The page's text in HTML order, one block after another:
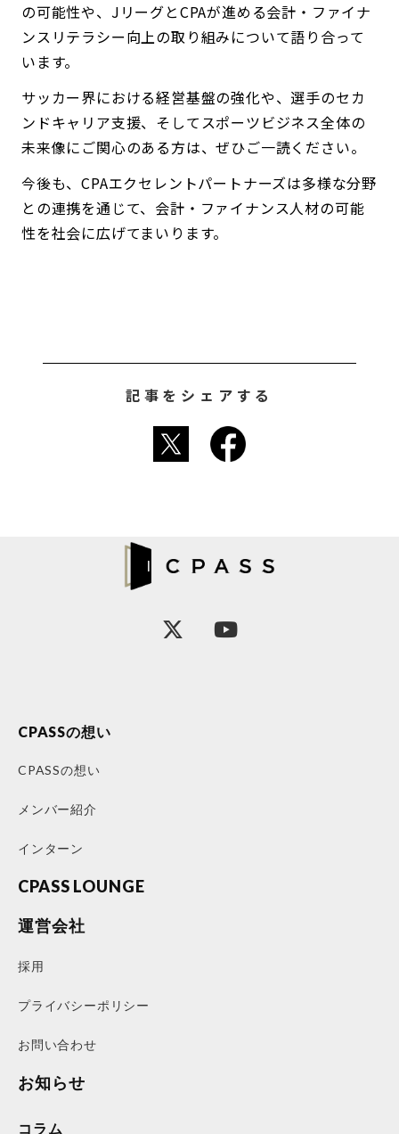
の可能性や、JリーグとCPAが進める会計・ファイナ
ンスリテラシー向上の取り組みについて語り合って
います。
サッカー界における経営基盤の強化や、選手のセカ
ンドキャリア支援、そしてスポーツビジネス全体の
未来像にご関心のある方は、ぜひご一読ください。
今後も、CPAエクセレントパートナーズは多様な分野
との連携を通じて、会計・ファイナンス人材の可能
性を社会に広げてまいります。
記事をシェアする
CPASSの想い
CPASSの想い
メンバー紹介
インターン
CPASS LOUNGE
運営会社
採用
プライバシーポリシー
お問い合わせ
お知らせ
コラム